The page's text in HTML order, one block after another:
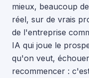
mieux, beaucoup
réel, sur de vrais
de l'entreprise
IA qui joue le
qu'on veut,
recommencer :